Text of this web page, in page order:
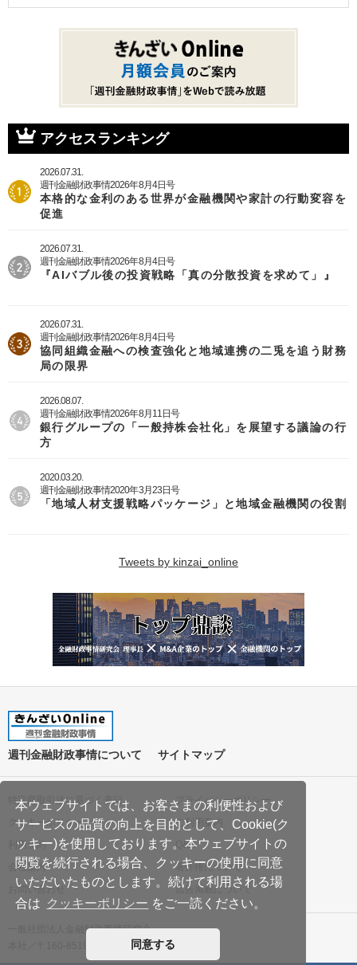
本ウェブサイトでは、お客さまの利便性および
サービスの品質の向上を目的として、Cookie(ク
ッキー)を使用しております。本ウェブサイトの
閲覧を続行される場合、クッキーの使用に同意
いただいたものとします。続けて利用される場
合は クッキーポリシー をご一読ください。
同意する
アクセスランキング
2026.07.31.
週刊金融財政事情2026年8月4日号
本格的な金利のある世界が金融機関や家計の行動変容を
促進
2026.07.31.
週刊金融財政事情2026年8月4日号
『AIバブル後の投資戦略「真の分散投資を求めて」』
2026.07.31.
週刊金融財政事情2026年8月4日号
協同組織金融への検査強化と地域連携の二兎を追う財務
局の限界
2026.08.07.
週刊金融財政事情2026年8月11日号
銀行グループの「一般持株会社化」を展望する議論の行
方
2020.03.20.
週刊金融財政事情2020年3月23日号
「地域人材支援戦略パッケージ」と地域金融機関の役割
Tweets by kinzai_online
週刊金融財政事情について サイトマップ
特定商取引法に基づく表記
プライバシーポリシー
クッキーポリシー
ご利用案内
利用規約
Q&A
会社案内
著作権について
お問い合わせ
広告掲載について
一般社団法人金融財政事情研究会
本社／〒160-8519 東京都新宿区南元町19